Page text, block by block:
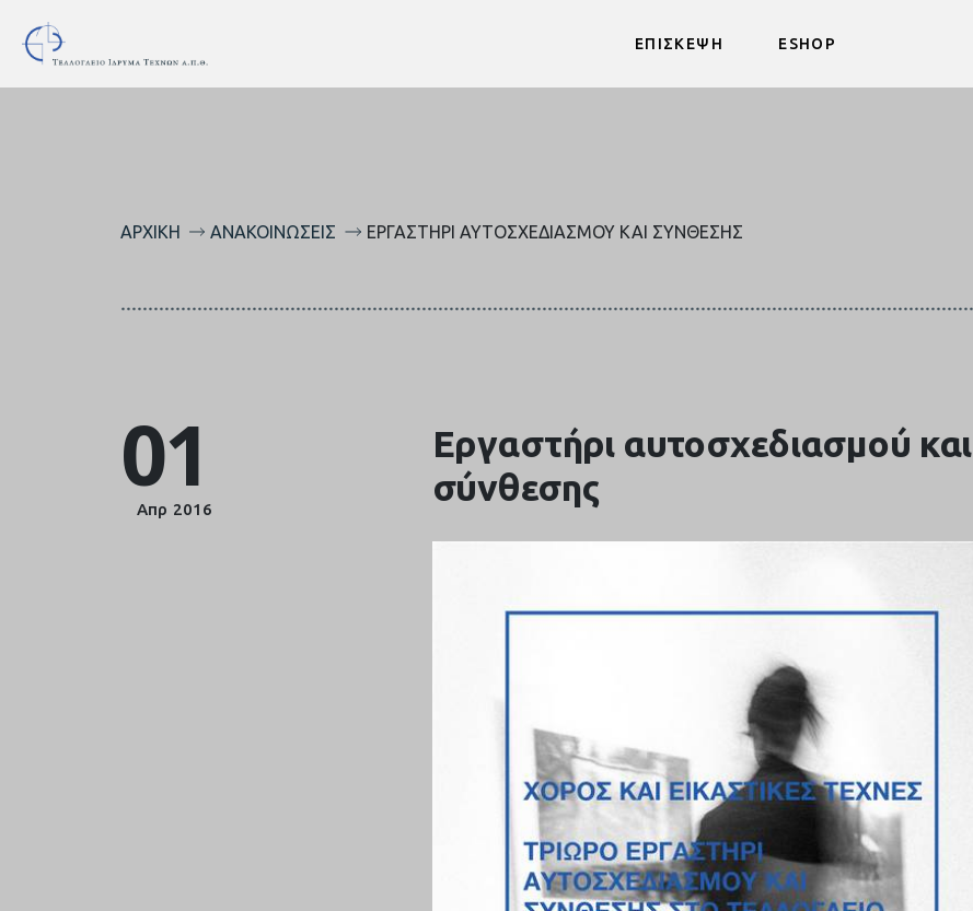
ΕΠΙΣΚΕΨΗ ESHOP
ΑΡΧΙΚΉ ΑΝΑΚΟΙΝΏΣΕΙΣ ΕΡΓΑΣΤΉΡΙ ΑΥΤΟΣΧΕΔΙΑΣΜΟΎ ΚΑΙ ΣΎΝΘΕΣΗΣ
01
Απρ 2016
Εργαστήρι αυτοσχεδιασμού και
σύνθεσης